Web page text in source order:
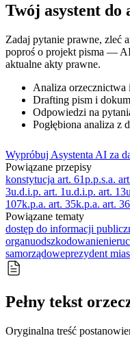
Twój asystent do
Zadaj pytanie prawne, zleć
poproś o projekt pisma —
aktualne akty prawne.
Analiza orzecznictwa
Drafting pism i
Odpowiedzi na
Pogłębiona analiza z
Wypróbuj Asystenta AI za
Powiązane przepisy
konstytucja art. 61p.p.s.a.
3u.d.i.p. art. 1u.d.i.p. art. 13
107k.p.a. art. 35k.p.a. art. 36
Powiązane tematy
dostęp do informacji
organuodszkodowanie
samorządoweprezydent
Pełny tekst
Oryginalna treść